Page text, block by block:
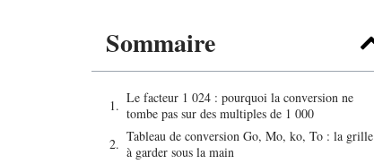
Sommaire
Le facteur 1 024 : pourquoi la conversion ne
tombe pas sur des multiples de 1 000
Tableau de conversion Go, Mo, ko, To : la grille
à garder sous la main